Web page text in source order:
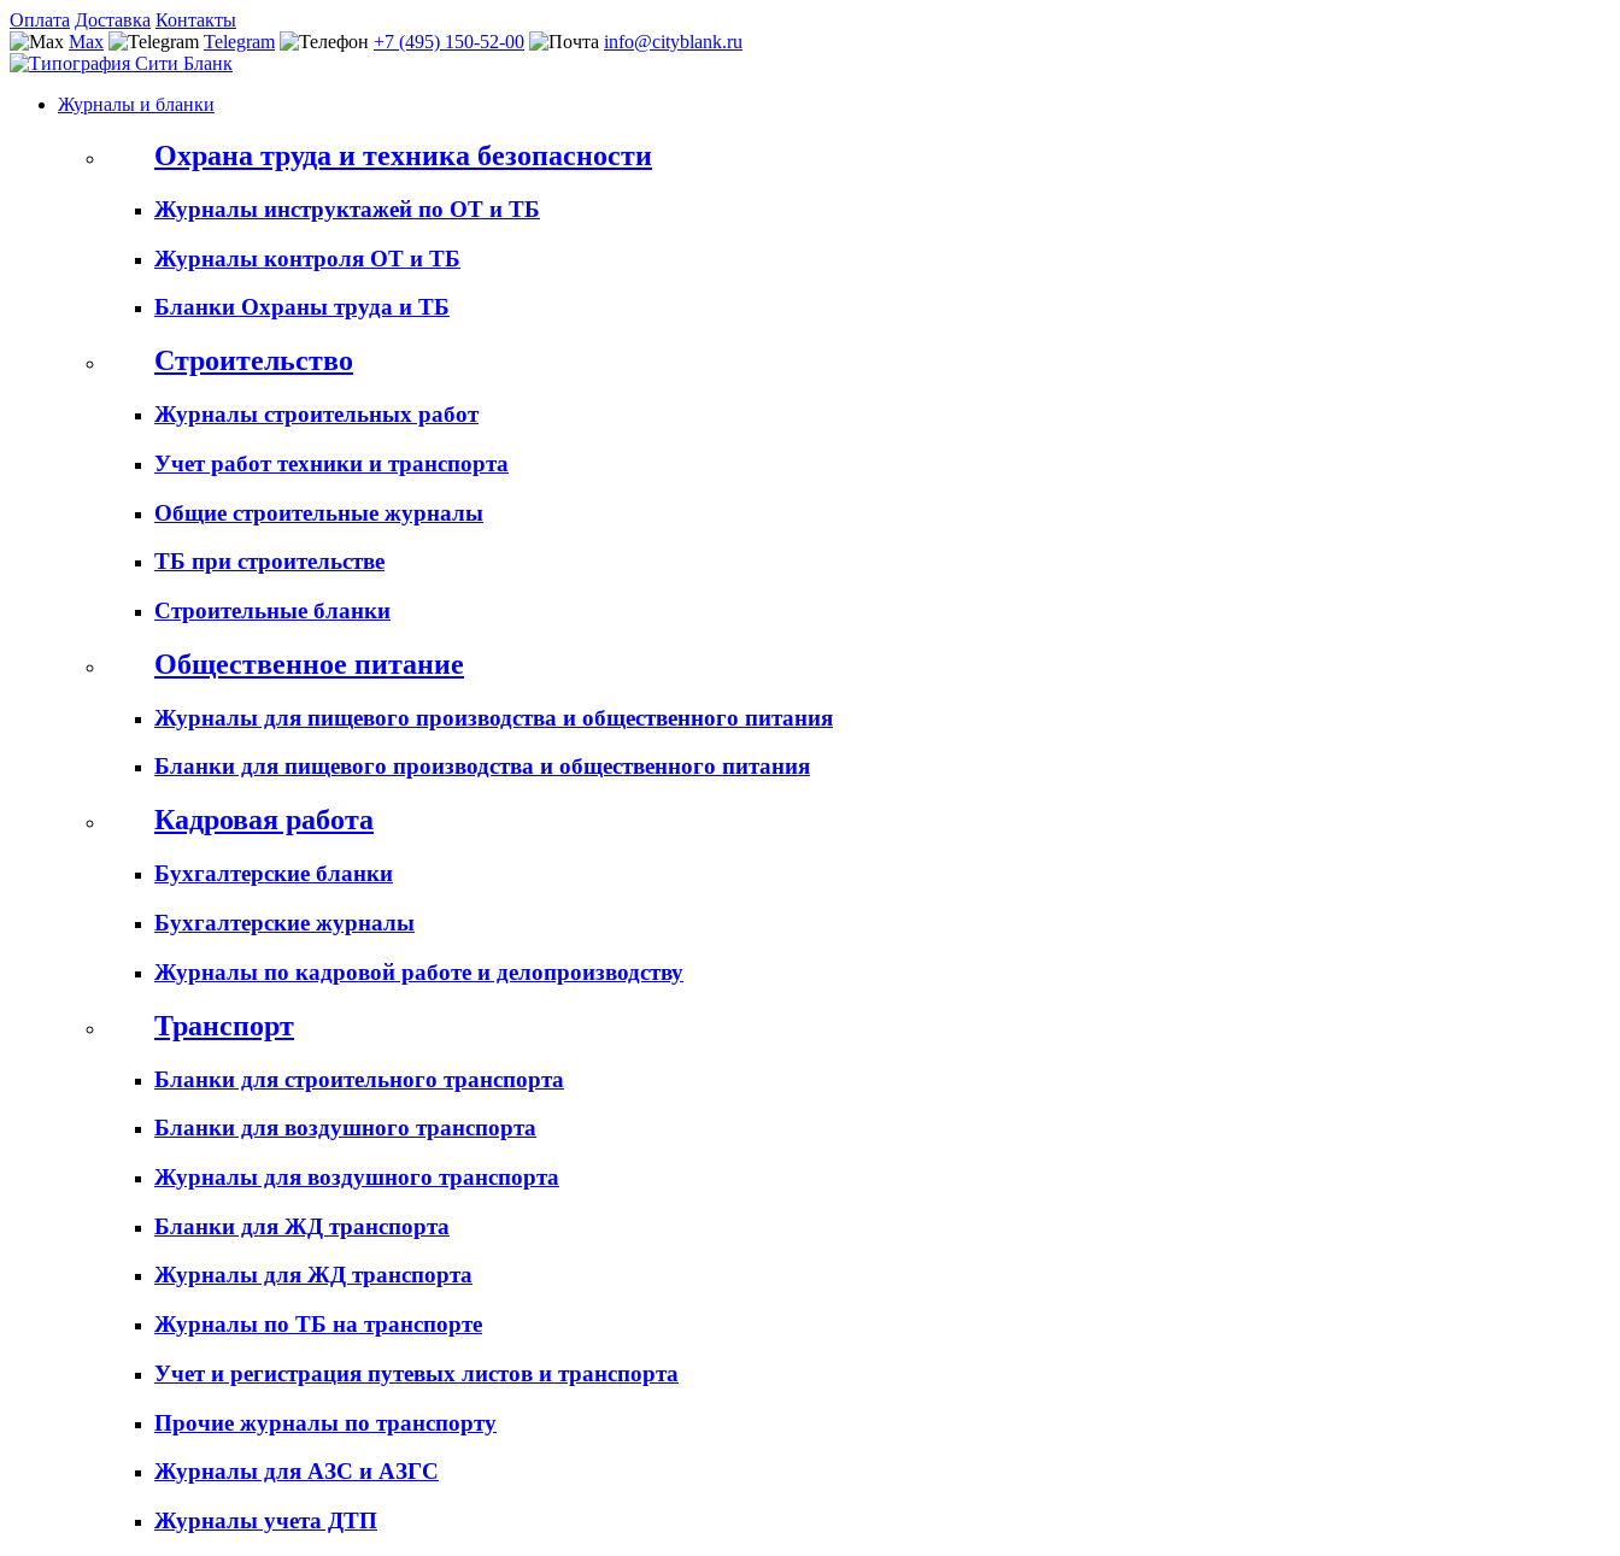
Оплата Доставка Контакты
Max
Telegram +7 (495) 150-52-00 info@cityblank.ru
Журналы и бланки
Охрана труда и техника безопасности
Журналы инструктажей по ОТ и ТБ
Журналы контроля ОТ и ТБ
Бланки Охраны труда и ТБ
Строительство
Журналы строительных работ
Учет работ техники и транспорта
Общие строительные журналы
ТБ при строительстве
Строительные бланки
Общественное питание
Журналы для пищевого производства и общественного питания
Бланки для пищевого производства и общественного питания
Кадровая работа
Бухгалтерские бланки
Бухгалтерские журналы
Журналы по кадровой работе и делопроизводству
Транспорт
Бланки для строительного транспорта
Бланки для воздушного транспорта
Журналы для воздушного транспорта
Бланки для ЖД транспорта
Журналы для ЖД транспорта
Журналы по ТБ на транспорте
Учет и регистрация путевых листов и транспорта
Прочие журналы по транспорту
Журналы для АЗС и АЗГС
Журналы учета ДТП